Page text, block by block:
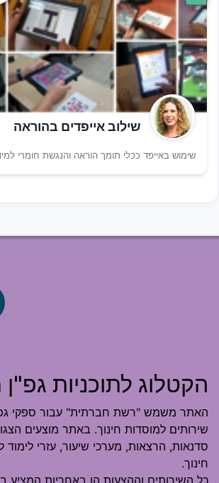
שילוב אייפדים בהוראה
שימוש באייפד ככלי תומך הוראה והנגשת חומרי
הקטלוג לתוכניות
האתר משמש "רשת חברתית" עבור ספקי
שירותים למוסדות חינוך. באתר מוצעים
סדנאות, הרצאות, מערכי שיעור, עזרי לימוד
חינוך.
כל השירותים וההצעות הן באחריות המציע